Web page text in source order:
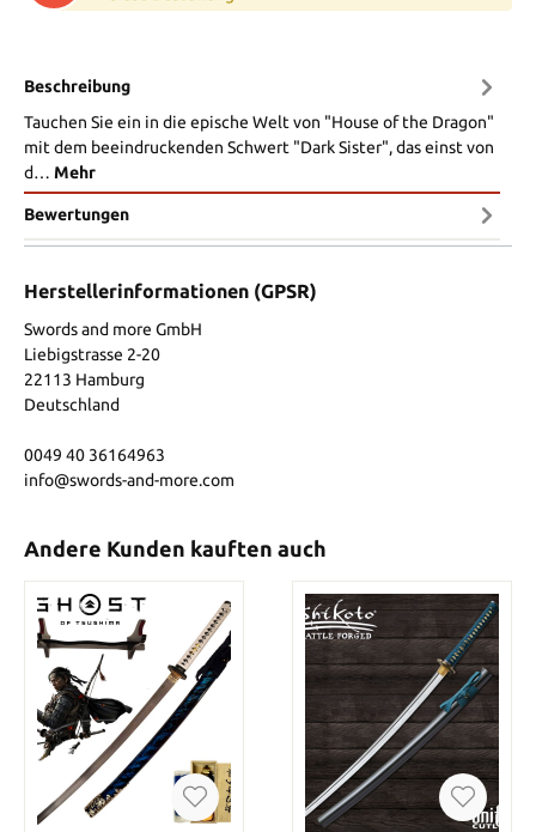
Beschreibung
Tauchen Sie ein in die epische Welt von "House of the Dragon"
mit dem beeindruckenden Schwert "Dark Sister", das einst von
d… Mehr
Bewertungen
Herstellerinformationen (GPSR)
Swords and more GmbH
Liebigstrasse 2-20
22113 Hamburg
Deutschland
0049 40 36164963
info@swords-and-more.com
Andere Kunden kauften auch